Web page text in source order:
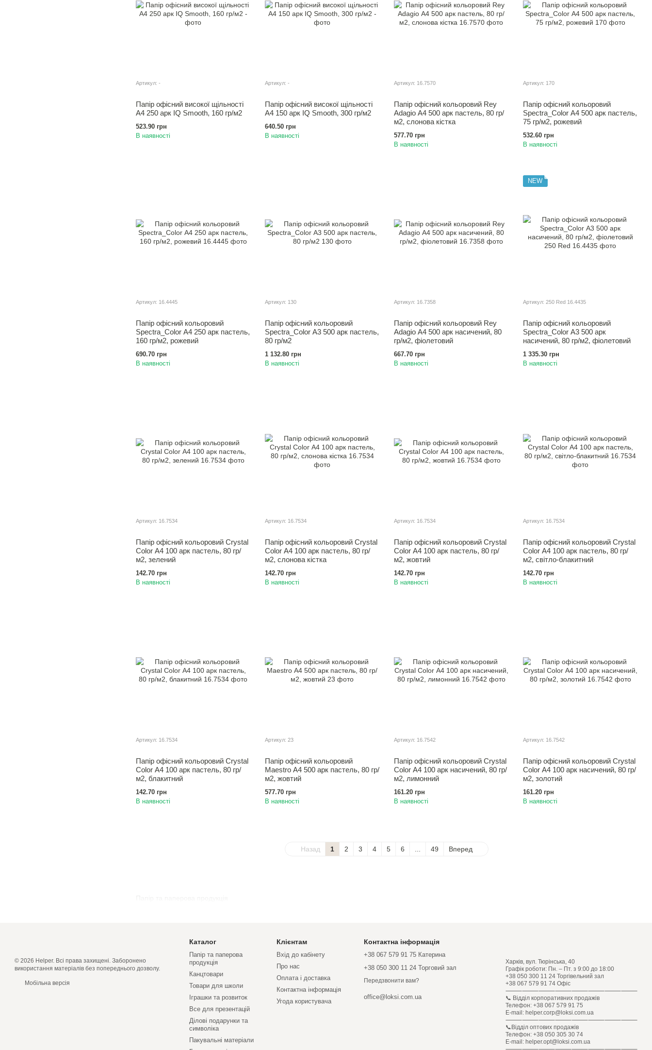
Артикул: -
Папір офісний високої щільності
А4 250 арк IQ Smooth, 160 гр/м2
523.90 грн
В наявності
Артикул: -
Папір офісний високої щільності
А4 150 арк IQ Smooth, 300 гр/м2
640.50 грн
В наявності
Артикул: 16.7570
Папір офісний кольоровий Rey
Adagio А4 500 арк пастель, 80 гр/
м2, слонова кістка
577.70 грн
В наявності
Артикул: 170
Папір офісний кольоровий
Spectra_Color А4 500 арк пастель,
75 гр/м2, рожевий
532.60 грн
В наявності
Артикул: 16.4445
Папір офісний кольоровий
Spectra_Color А4 250 арк пастель,
160 гр/м2, рожевий
690.70 грн
В наявності
Артикул: 130
Папір офісний кольоровий
Spectra_Color А3 500 арк пастель,
80 гр/м2
1 132.80 грн
В наявності
Артикул: 16.7358
Папір офісний кольоровий Rey
Adagio А4 500 арк насичений, 80
гр/м2, фіолетовий
667.70 грн
В наявності
NEW
Артикул: 250 Red 16.4435
Папір офісний кольоровий
Spectra_Color А3 500 арк
насичений, 80 гр/м2, фіолетовий
1 335.30 грн
В наявності
Артикул: 16.7534
Папір офісний кольоровий Crystal
Color А4 100 арк пастель, 80 гр/
м2, зелений
142.70 грн
В наявності
Артикул: 16.7534
Папір офісний кольоровий Crystal
Color А4 100 арк пастель, 80 гр/
м2, слонова кістка
142.70 грн
В наявності
Артикул: 16.7534
Папір офісний кольоровий Crystal
Color А4 100 арк пастель, 80 гр/
м2, жовтий
142.70 грн
В наявності
Артикул: 16.7534
Папір офісний кольоровий Crystal
Color А4 100 арк пастель, 80 гр/
м2, світло-блакитний
142.70 грн
В наявності
Артикул: 16.7534
Папір офісний кольоровий Crystal
Color А4 100 арк пастель, 80 гр/
м2, блакитний
142.70 грн
В наявності
Артикул: 23
Папір офісний кольоровий
Maestro А4 500 арк пастель, 80 гр/
м2, жовтий
577.70 грн
В наявності
Артикул: 16.7542
Папір офісний кольоровий Crystal
Color А4 100 арк насичений, 80 гр/
м2, лимонний
161.20 грн
В наявності
Артикул: 16.7542
Папір офісний кольоровий Crystal
Color А4 100 арк насичений, 80 гр/
м2, золотий
161.20 грн
В наявності
Назад 1 2 3 4 5 6 49 Вперед
© 2026 Helper. Всі права захищені. Заборонено
використання матеріалів без попереднього дозволу.
Мобільна версія
Каталог
Папір та паперова
продукція
Канцтовари
Товари для школи
Іграшки та розвиток
Все для презентацій
Ділові подарунки та
символіка
Пакувальні матеріали
Клієнтам
Вхід до кабінету
Про нас
Оплата і доставка
Контактна інформація
Угода користувача
Контактна інформація
+38 067 579 91 75 Катерина
+38 050 300 11 24 Торговий зал
Передзвонити вам?
office@loksi.com.ua
Харків, вул. Тюрінська, 40
Графік роботи: Пн. – Пт. з 9:00 до 18:00
+38 050 300 11 24 Торгівельний зал
+38 067 579 91 74 Офіс
⸻⸻⸻⸻⸻⸻⸻⸻
📞 Відділ корпоративних продажів
Телефон: +38 067 579 91 75
E-mail: helper.corp@loksi.com.ua
⸻⸻⸻⸻⸻⸻⸻⸻
📞Відділ оптових продажів
Телефон: +38 050 305 30 74
E-mail: helper.opt@loksi.com.ua